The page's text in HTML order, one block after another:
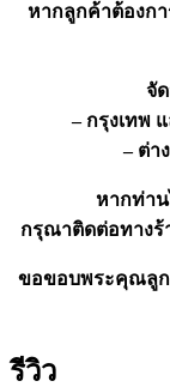
หากลูกค้าต้องก
จั
– กรุงเทพ
– ต่า
หากท่า
กรุณาติดต่อทางร้
ขอขอบพระคุณลูก
รีวิว